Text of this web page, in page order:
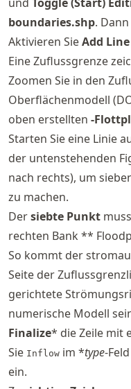
boundaries.shp.
Aktivieren SieAdd
Eine Zuflussgrenze
Zoomen Sie in den
Oberflächenmodell
oben erstellten -
Starten Sie eine Linie
der untenstehenden
nach rechts), um
zu machen.
Dersiebte Punkt muss
rechten Bank **
So kommt der
Seite der
gerichtete
numerische Modell
Finalize* die Zeile mit
Sie Inflow im *type-
ein.